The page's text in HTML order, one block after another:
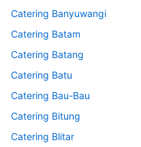
Catering Banyuwangi
Catering Batam
Catering Batang
Catering Batu
Catering Bau-Bau
Catering Bitung
Catering Blitar